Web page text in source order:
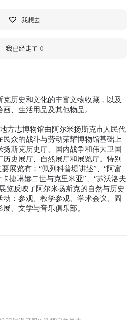
历史和文化的丰富文物收藏，以及
、生活用品及其他物品。
方志博物馆由阿尔米扬斯克市人民代
众的战斗与劳动荣耀博物馆基础上
扬斯克历史厅、国内战争和伟大卫国
史展厅、自然展厅和展览厅。特别
展览有：“佩列科普堤讲述”、“阿富
捷琳娜二世与克里米亚”、“苏沃洛夫
览反映了阿尔米扬斯克的自然与历史
：参观、教学参观、学术会议、圆
、文学与音乐俱乐部。
我想去
我已经走了 0